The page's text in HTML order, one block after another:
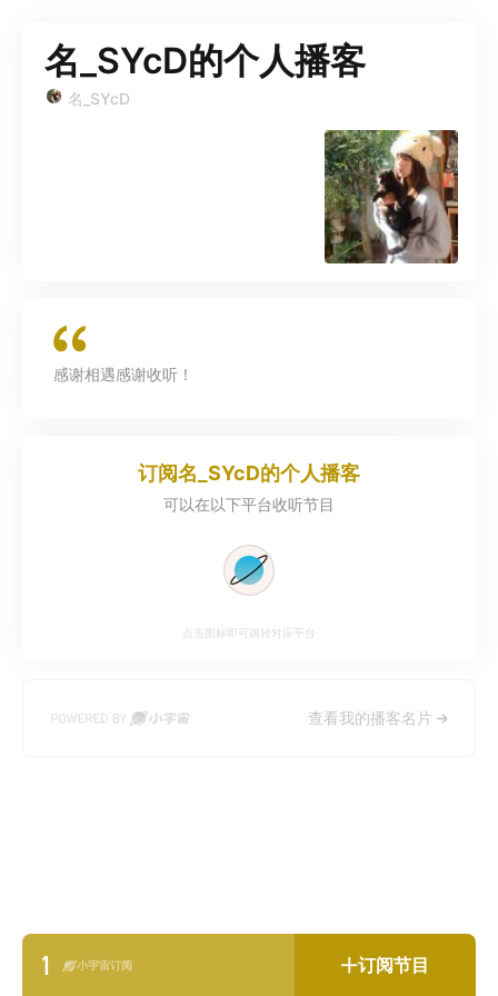
名_SYcD的个人播客
名_SYcD
感谢相遇感谢收听！
订阅名_SYcD的个人播客
可以在以下平台收听节目
点击图标即可跳转对应平台
查看我的播客名片
1 小宇宙订阅 订阅节目